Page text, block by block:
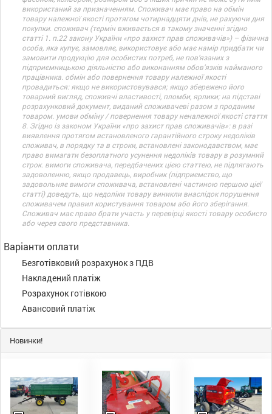
використаний за призначенням. Споживач має право на обмін
товару належної якості протягом чотирнадцяти днів, не рахуючи дня
покупки. споживач (термін вживається в такому значенні згідно
статті 1. п.22 закону України «про захист прав споживачів») – фізична
особа, яка купує, замовляє, використовує або має намір придбати чи
замовити продукцію для особистих потреб, не пов’язаних з
підприємницькою діяльністю або виконанням обов’язків найманого
працівника. обмін або повернення товару належної якості
провадиться: якщо не використовувався; якщо збережено його
товарний вигляд, споживчі властивості, пломби, ярлики; на підставі
розрахунковий документ, виданий споживачеві разом з проданим
товаром. умови обміну / повернення товару неналежної якості стаття
8. Згідно із законом України «про захист прав споживачів»: в разі
виявлення протягом встановленого гарантійного строку недоліків
споживач, в порядку та в строки, встановлені законодавством, має
право вимагати безоплатного усунення недоліків товару в розумний
строк. вимоги споживача, передбачених цією статтею, не підлягають
задоволенню, якщо продавець, виробник (підприємство, що
задовольняє вимоги споживача, встановлені частиною першою цієї
статті) доведуть, що недоліки товару виникли внаслідок порушення
споживачем правил користування товаром або його зберігання.
Споживач має право брати участь у перевірці якості товару особисто
або через свого представника.
Варіанти оплати
Безготівковий розрахунок з ПДВ
Накладений платіж
Розрахунок готівкою
Авансовий платіж
Новинки!